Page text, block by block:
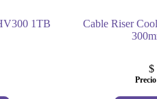
1TB
Cable Riser
$